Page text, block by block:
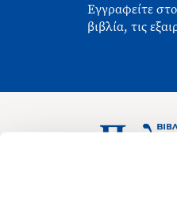
Εγγραφείτε
βιβλία, τις
Ασκληπιού 1-3,